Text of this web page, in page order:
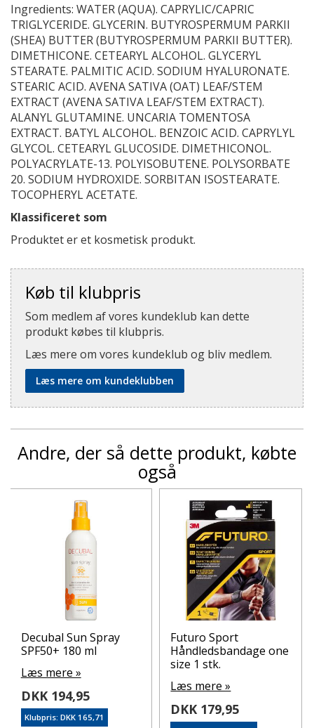
Ingredients: WATER (AQUA). CAPRYLIC/CAPRIC
TRIGLYCERIDE. GLYCERIN. BUTYROSPERMUM PARKII
(SHEA) BUTTER (BUTYROSPERMUM PARKII BUTTER).
DIMETHICONE. CETEARYL ALCOHOL. GLYCERYL
STEARATE. PALMITIC ACID. SODIUM HYALURONATE.
STEARIC ACID. AVENA SATIVA (OAT) LEAF/STEM
EXTRACT (AVENA SATIVA LEAF/STEM EXTRACT).
ALANYL GLUTAMINE. UNCARIA TOMENTOSA
EXTRACT. BATYL ALCOHOL. BENZOIC ACID. CAPRYLYL
GLYCOL. CETEARYL GLUCOSIDE. DIMETHICONOL.
POLYACRYLATE-13. POLYISOBUTENE. POLYSORBATE
20. SODIUM HYDROXIDE. SORBITAN ISOSTEARATE.
TOCOPHERYL ACETATE.
Klassificeret som
Produktet er et kosmetisk produkt.
Køb til klubpris
Som medlem af vores kundeklub kan dette
produkt købes til klubpris.
Læs mere om vores kundeklub og bliv medlem.
Læs mere om kundeklubben
Andre, der så dette produkt, købte
også
Decubal Sun Spray
SPF50+ 180 ml
Læs mere »
DKK 194,95
Klubpris: DKK 165,71
Futuro Sport
Håndledsbandage one
size 1 stk.
Læs mere »
DKK 179,95